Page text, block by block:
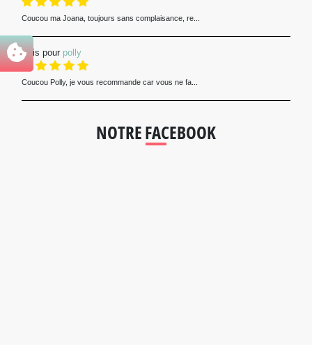
Coucou ma Joana, toujours sans complaisance, re...
Avis pour polly
Coucou Polly, je vous recommande car vous ne fa...
NOTRE FACEBOOK